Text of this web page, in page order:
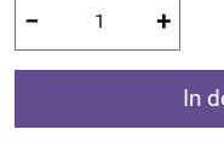
− +
In